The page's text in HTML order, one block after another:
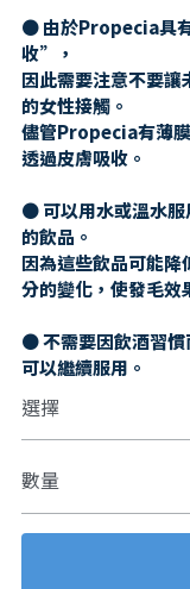
● 由於Propecia具
收”，
因此需要注意不要
的女性接觸。
儘管Propecia有薄
透過皮膚吸收。
● 可以用水或溫水服
的飲品。
因為這些飲品可能
分的變化，使發毛效
● 不需要因飲酒習慣
可以繼續服用。
選擇
數量